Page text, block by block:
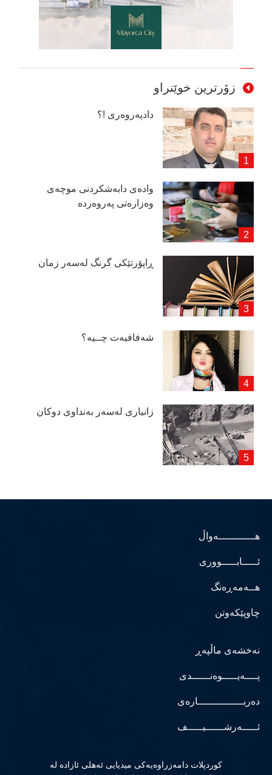
زۆرترین خوێنراو
دادپەروەری !؟
وادەی دابەشكردنی موچەی
وەزارەتی پەروەردە
ڕاپۆرتێكی گرنگ لەسەر زمان
شەفافیەت چــیە؟
زانیاری لەسەر بەنداوی دوكان
هــــــــــــەواڵ
ئـــــابـــــووری
هــەمەڕەنگ
چاوپێکەوتن
نەخشەی ماڵپەڕ
پــــەیـــــوەنــــــدی
دەربـــــــــــــــارەی
ئـــــەرشــــــیـــــف
كوردپلات دامەزراوەیەكی میدیایی ئەهلی ئازادە لە